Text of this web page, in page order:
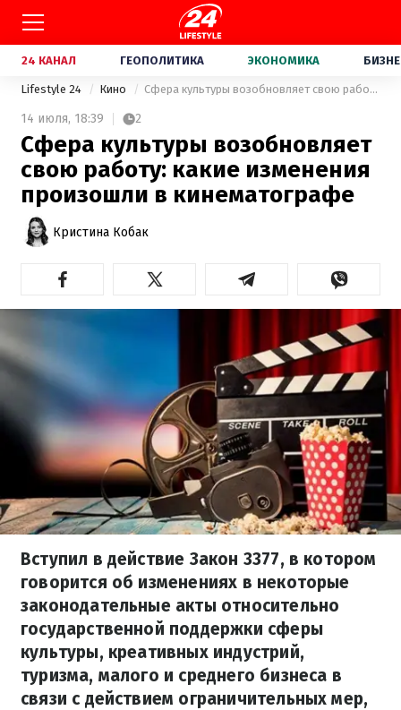
24 КАНАЛ ГЕОПОЛИТИКА ЭКОНОМИКА
Lifestyle 24 Кино Сфера культуры возобновляет свою работу: какие изменения произошли в кинематографе
14 июля, 18:39 2
Сфера культуры возобновляет
свою работу: какие изменения
произошли в кинематографе
Кристина Кобак
Вступил в действие Закон 3377, в котором
говорится об изменениях в некоторые
законодательные акты относительно
государственной поддержки сферы
культуры, креативных индустрий,
туризма, малого и среднего бизнеса в
связи с действием ограничительных мер,